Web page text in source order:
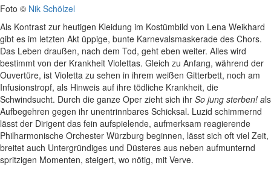
Foto © Nik Schölzel
Als Kontrast zur heutigen Kleidung im Kostümbild von Lena Weikhard
gibt es im letzten Akt üppige, bunte Karnevalsmaskerade des Chors.
Das Leben draußen, nach dem Tod, geht eben weiter. Alles wird
bestimmt von der Krankheit Violettas. Gleich zu Anfang, während der
Ouvertüre, ist Violetta zu sehen in ihrem weißen Gitterbett, noch am
Infusionstropf, als Hinweis auf ihre tödliche Krankheit, die
Schwindsucht. Durch die ganze Oper zieht sich ihr So jung sterben! als
Aufbegehren gegen ihr unentrinnbares Schicksal. Luzid schimmernd
lässt der Dirigent das fein aufspielende, aufmerksam reagierende
Philharmonische Orchester Würzburg beginnen, lässt sich oft viel Zeit,
breitet auch Untergründiges und Düsteres aus neben aufmunternd
spritzigen Momenten, steigert, wo nötig, mit Verve.